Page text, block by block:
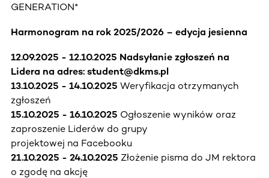
GENERATION*
Harmonogram na rok 2025/2026 – edycja jesienna
12.09.2025 - 12.10.2025 Nadsyłanie zgłoszeń na
Lidera na adres: student@dkms.pl
13.10.2025 - 14.10.2025 Weryfikacja otrzymanych
zgłoszeń
15.10.2025 - 16.10.2025 Ogłoszenie wyników oraz
zaproszenie Liderów do grupy
projektowej na Facebooku
21.10.2025 - 24.10.2025 Złożenie pisma do JM rektora
o zgodę na akcję